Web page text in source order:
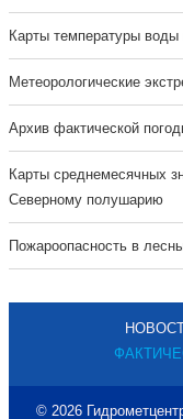
Карты температуры воды
Метеорологические
Архив фактической
Карты среднемесячных
Северному полушарию
Пожароопасность в
© 2026